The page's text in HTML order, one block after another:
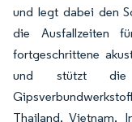
und legt dabei den
die Ausfallzeiten
fortgeschrittene
und stützt die
Thailand, Vietnam,